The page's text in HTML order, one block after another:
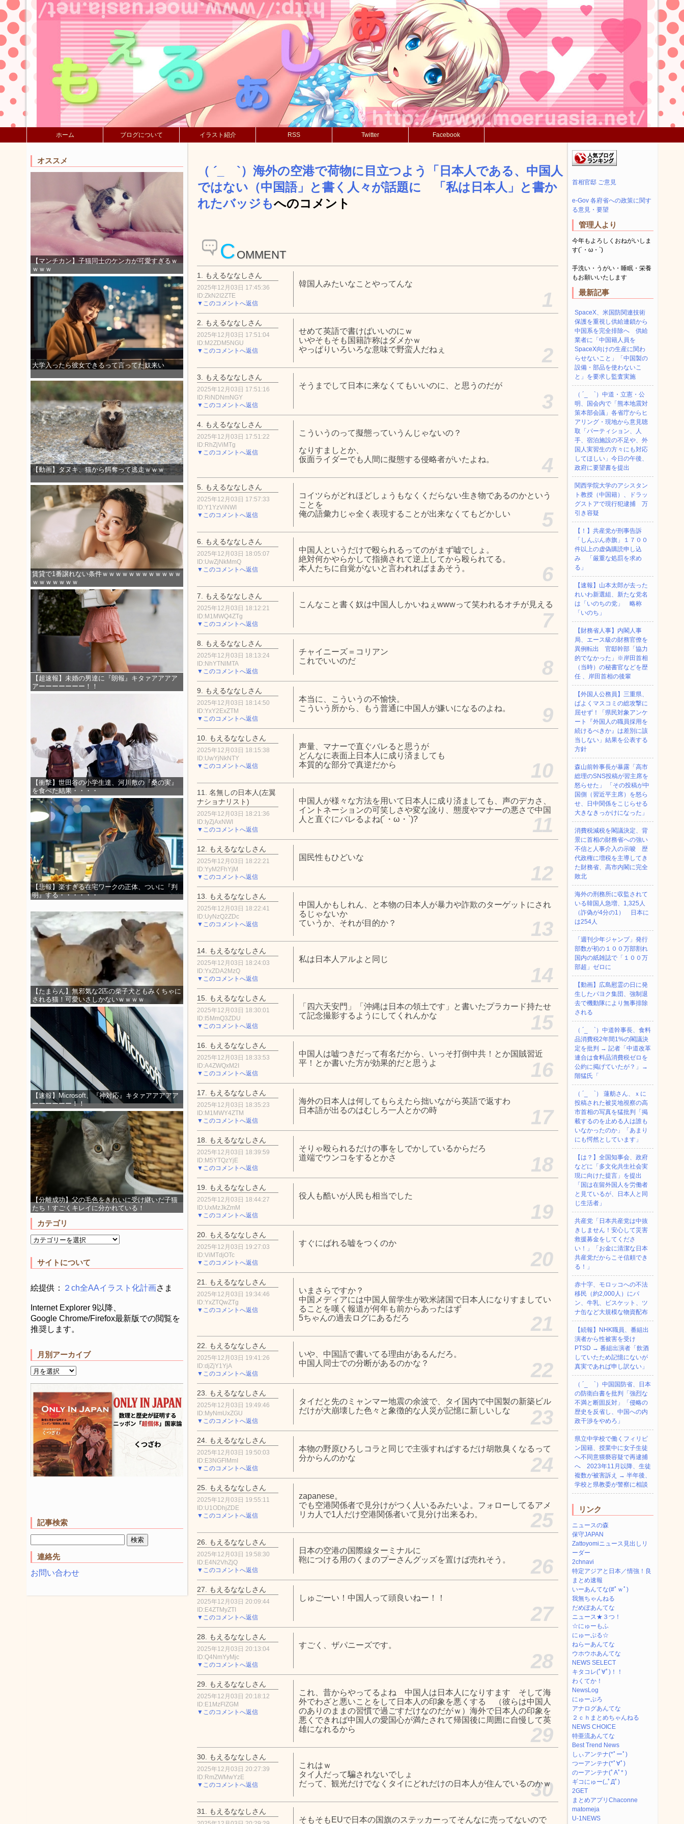
ホーム ブログについて イラスト紹介 RSS Twitter Facebook
オススメ
【マンチカン】子猫同士のケンカが可愛すぎるｗ
ｗｗｗ
大学入ったら彼女できるって言ってた奴来い
【動画】タヌキ、猫から餌奪って逃走ｗｗｗ
賃貸で1番譲れない条件ｗｗｗｗｗｗｗｗｗｗｗｗ
ｗｗｗｗｗｗｗ
【超速報】未婚の男達に『朗報』キタァアアアア
アーーーーーーー！！
【衝撃】世田谷の小学生達、河川敷の『桑の実』
を食べた結果・・・・
【悲報】楽すぎる在宅ワークの正体、ついに『判
明』する・・・・・・
【たまらん】無邪気な2匹の柴子犬ともみくちゃに
される猫！可愛いさしかないｗｗｗｗ
【速報】Microsoft、『神対応』キタァアアアアア
ーーーーーー！！
【分離成功】父の毛色をきれいに受け継いだ子猫
たち！すごくキレイに分かれている！
カテゴリ
サイトについて
絵提供： ２ch全AAイラスト化計画さま
Internet Explorer 9以降、
Google Chrome/Firefox最新版での閲覧を
推奨します。
月別アーカイブ
記事検索
連絡先
お問い合わせ
（ ´_ゝ`）海外の空港で荷物に目立つよう「日本人である、中国人
ではない（中国語」と書く人々が話題に 「私は日本人」と書か
れたバッジもへのコメント
C OMMENT
1. もえるななしさん
2025年12月03日 17:45:36
ID:ZkN2I2ZTE
▼このコメントへ返信
韓国人みたいなことやってんな
1
2. もえるななしさん
2025年12月03日 17:51:04
ID:M2ZDM5NGU
▼このコメントへ返信
せめて英語で書けばいいのにｗ
いやそもそも国籍詐称はダメかｗ
やっぱりいろいろな意味で野蛮人だねぇ
2
3. もえるななしさん
2025年12月03日 17:51:16
ID:RiNDNmNGY
▼このコメントへ返信
そうまでして日本に来なくてもいいのに、と思うのだが
3
4. もえるななしさん
2025年12月03日 17:51:22
ID:RhZjViMTg
▼このコメントへ返信
こういうのって擬態っていうんじゃないの？
なりすましとか、
仮面ライダーでも人間に擬態する侵略者がいたよね。
4
5. もえるななしさん
2025年12月03日 17:57:33
ID:Y1YzViNWI
▼このコメントへ返信
コイツらがどれほどしょうもなくくだらない生き物であるのかという
ことを
俺の語彙力じゃ全く表現することが出来なくてもどかしい
5
6. もえるななしさん
2025年12月03日 18:05:07
ID:UwZjNkMmQ
▼このコメントへ返信
中国人というだけで殴られるってのがまず嘘でしょ。
絶対何かやらかして指摘されて逆上してから殴られてる。
本人たちに自覚がないと言われればまあそう。
6
7. もえるななしさん
2025年12月03日 18:12:21
ID:M1MWQ4ZTg
▼このコメントへ返信
こんなこと書く奴は中国人しかいねぇwwwって笑われるオチが見える
7
8. もえるななしさん
2025年12月03日 18:13:24
ID:NhYTNlMTA
▼このコメントへ返信
チャイニーズ＝コリアン
これでいいのだ
8
9. もえるななしさん
2025年12月03日 18:14:50
ID:YxY2ExZTM
▼このコメントへ返信
本当に、こういうの不愉快。
こういう所から、もう普通に中国人が嫌いになるのよね。
9
10. もえるななしさん
2025年12月03日 18:15:38
ID:UwYjNkNTY
▼このコメントへ返信
声量、マナーで直ぐバレると思うが
どんなに表面上日本人に成り済ましても
本質的な部分で真逆だから
10
11. 名無しの日本人(左翼
ナショナリスト)
2025年12月03日 18:21:36
ID:IyZjAxNWI
▼このコメントへ返信
中国人が様々な方法を用いて日本人に成り済ましても、声のデカさ、
イントネーションの可笑しさや変な訛り、態度やマナーの悪さで中国
人と直ぐにバレるよね(´・ω・`)?
11
12. もえるななしさん
2025年12月03日 18:22:21
ID:YyM2FhYjM
▼このコメントへ返信
国民性もひどいな
12
13. もえるななしさん
2025年12月03日 18:22:41
ID:UyNzQ2ZDc
▼このコメントへ返信
中国人かもしれん、と本物の日本人が暴力や詐欺のターゲットにされ
るじゃないか
ていうか、それが目的か？
13
14. もえるななしさん
2025年12月03日 18:24:03
ID:YxZDA2MzQ
▼このコメントへ返信
私は日本人アルよと同じ
14
15. もえるななしさん
2025年12月03日 18:30:01
ID:I5MmQ3ZDU
▼このコメントへ返信
「四六天安門」「沖縄は日本の領土です」と書いたプラカード持たせ
て記念撮影するようにしてくれんかな
15
16. もえるななしさん
2025年12月03日 18:33:53
ID:A4ZWQxM2I
▼このコメントへ返信
中国人は嘘つきだって有名だから、いっそ打倒中共！とか国賊習近
平！とか書いた方が効果的だと思うよ
16
17. もえるななしさん
2025年12月03日 18:35:23
ID:M1MWY4ZTM
▼このコメントへ返信
海外の日本人は何してもらえたら拙いながら英語で返すわ
日本語が出るのはむしろ一人とかの時
17
18. もえるななしさん
2025年12月03日 18:39:59
ID:M5YTQzYjE
▼このコメントへ返信
そりゃ殴られるだけの事をしでかしているからだろ
道端でウンコをするとかさ
18
19. もえるななしさん
2025年12月03日 18:44:27
ID:UxMzJkZmM
▼このコメントへ返信
役人も酷いが人民も相当でした
19
20. もえるななしさん
2025年12月03日 19:27:03
ID:ViMTdjOTc
▼このコメントへ返信
すぐにばれる嘘をつくのか
20
21. もえるななしさん
2025年12月03日 19:34:46
ID:YxZTQwZTg
▼このコメントへ返信
いまさらですか？
中国メディアには中国人留学生が欧米諸国で日本人になりすましてい
ることを嘆く報道が何年も前からあったはず
5ちゃんの過去ログにあるだろ
21
22. もえるななしさん
2025年12月03日 19:41:26
ID:djZjY1YjA
▼このコメントへ返信
いや、中国語で書いてる理由があるんだろ。
中国人同士での分断があるのかな？
22
23. もえるななしさん
2025年12月03日 19:49:46
ID:MyNmUxZGU
▼このコメントへ返信
タイだと先のミャンマー地震の余波で、タイ国内で中国製の新築ビル
だけが大崩壊した色々と象徴的な人災が記憶に新しいしな
23
24. もえるななしさん
2025年12月03日 19:50:03
ID:E3NGFlMmI
▼このコメントへ返信
本物の野原ひろしコラと同じで主張すればするだけ胡散臭くなるって
分からんのかな
24
25. もえるななしさん
2025年12月03日 19:55:11
ID:U1ODhjZDE
▼このコメントへ返信
zapanese。
でも空港関係者で見分けがつく人いるみたいよ。フォローしてるアメ
リカ人で1人だけ空港関係者いて見分け出来るわ。
25
26. もえるななしさん
2025年12月03日 19:58:30
ID:E4N2VhZjQ
▼このコメントへ返信
日本の空港の国際線ターミナルに
鞄につける用のくまのプーさんグッズを置けば売れそう。
26
27. もえるななしさん
2025年12月03日 20:09:44
ID:E4ZTMyZTI
▼このコメントへ返信
しゅごーい！中国人って頭良いねー！！
27
28. もえるななしさん
2025年12月03日 20:13:04
ID:Q4NmYyMjc
▼このコメントへ返信
すごく、ザパニーズです。
28
29. もえるななしさん
2025年12月03日 20:18:12
ID:E1MzFlZGM
▼このコメントへ返信
これ、昔からやってるよね 中国人は日本人になりすます そして海
外でわざと悪いことをして日本人の印象を悪くする （彼らは中国人
のありのままの習慣で過ごすだけなのだがｗ）海外で日本人の印象を
悪くできれば中国人の愛国心が満たされて帰国後に周囲に自慢して英
雄になれるから
29
30. もえるななしさん
2025年12月03日 20:27:39
ID:RmZWMwYzE
▼このコメントへ返信
これはｗ
タイ人だって騙されないでしょ
だって、観光だけでなくタイにどれだけの日本人が住んでいるのかｗ
30
31. もえるななしさん
そもそもEUで日本の国旗のステッカーってそんなに売ってないので
首相官邸 ご意見
e-Gov 各府省への政策に関す
る意見・要望
管理人より
今年もよろしくおねがいしま
す(´・ω・`)
手洗い・うがい・睡眠・栄養
もお願いいたします
最新記事
SpaceX、米国防関連技術
保護を重視し供給連鎖から
中国系を完全排除へ 供給
業者に「中国籍人員を
SpaceX向けの生産に関わ
らせないこと」「中国製の
設備・部品を使わないこ
と」を要求し監査実施
（ ´_ゝ`）中道・立憲・公
明、国会内で「熊本地震対
策本部会議」各省庁からヒ
アリング・現地から意見聴
取「パーティション、人
手、宿泊施設の不足や、外
国人実習生の方々にも対応
してほしい」今日の午後、
政府に要望書を提出
関西学院大学のアシスタン
ト教授（中国籍）、ドラッ
グストアで現行犯逮捕 万
引き容疑
【！】共産党が刑事告訴
「しんぶん赤旗」１７００
件以上の虚偽購読申し込
み 「厳重な処罰を求め
る」
【速報】山本太郎が去った
れいわ新選組、新たな党名
は「いのちの党」 略称
「いのち」
【財務省人事】内閣人事
局、エース級の財務官僚を
異例転出 官邸幹部「協力
的でなかった」※岸田首相
（当時）の秘書官などを歴
任 、岸田首相の後輩
【外国人公務員】三重県、
ぱよくマスコミの総攻撃に
屈せず！「県民対象アンケ
ート『外国人の職員採用を
続けるべきか』は差別に該
当しない」結果を公表する
方針
森山前幹事長が暴露「高市
総理のSNS投稿が習主席を
怒らせた」 「その投稿が中
国側（習近平主席）を怒ら
せ、日中関係をこじらせる
大きなきっかけになった」
消費税減税を閣議決定、背
景に首相の財務省への強い
不信と人事介入の示唆 歴
代政権に増税を主導してき
た財務省、高市内閣に完全
敗北
海外の刑務所に収監されて
いる韓国人急増、1,325人
（詐偽が4分の1） 日本に
は254人
「週刊少年ジャンプ」発行
部数が初の１００万部割れ
国内の紙雑誌で「１００万
部超」ゼロに
【動画】広島慰霊の日に発
生したパヨク集団、強制退
去で機動隊により無事排除
される
（ ´_ゝ`）中道幹事長、食料
品消費税2年間1%の閣議決
定を批判 → 記者「中道改革
連合は食料品消費税ゼロを
公約に掲げていたが？」→
階猛氏「
（ ´_ゝ`） 蓮舫さん、ｘに
投稿された被災地視察の高
市首相の写真を猛批判「掲
載するのを止める人は誰も
いなかったのか」「あまり
にも愕然としています」
【は？】全国知事会、政府
などに「多文化共生社会実
現に向けた提言」を提出
「国は在留外国人を労働者
と見ているが、日本人と同
じ生活者」
共産党「日本共産党は中抜
きしません！安心して災害
救援募金をしてくださ
い！」「お金に清潔な日本
共産党だからこそ信頼でき
る！」
赤十字、モロッコへの不法
移民（約2,000人）にパ
ン、牛乳、ビスケット、ツ
ナ缶など大規模な物資配布
【続報】NHK職員、番組出
演者から性被害を受け
PTSD → 番組出演者「飲酒
していたため記憶にないが
真実であれば申し訳ない」
（ ´_ゝ`）中国国防省、日本
の防衛白書を批判「強烈な
不満と断固反対」「侵略の
歴史を反省し、中国への内
政干渉をやめろ」
県立中学校で働くフィリピ
ン国籍、授業中に女子生徒
へ不同意猥褻容疑で再逮捕
へ 2023年11月以降、生徒
複数が被害訴え → 半年後、
学校と県教委が警察に相談
リンク
ニュースの森
保守JAPAN
Zattoyomiニュース見出しリ
ーダー
2chnavi
特定アジアと日本／情強！良
まとめ速報
いーあんてな(#ﾟｗﾟ)
我無ちゃんねる
だめぽあんてな
ニュース★３つ！
☆にゅーもふ
にゅーぷる☆
ねらーあんてな
ウホウホあんてな
NEWS SELECT
キタコレ(ﾟ∀ﾟ)！！
わくてか！
NewsLog
にゅーぷろ
アナログあんてな
２ｃｈまとめちゃんねる
NEWS CHOICE
特亜流あんてな
Best Trend News
しぃアンテナ(*ﾟーﾟ)
つーアンテナ(*ﾟ∀ﾟ)
のーアンテナ(ﾟAﾟ* )
ギコにゅー(,,ﾟДﾟ)
2GET
まとめアプリChaconne
matomeja
U-1NEWS